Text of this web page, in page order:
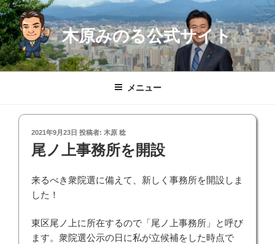
コ
ン
テ
ン
ツ
木原みのる公式サイト
メニュー
投
稿
日:
2021年9月23日 投稿者: 木原 稔
尾ノ上事務所を開設
来るべき衆院選に備えて、新しく事務所を開設しま
した！
東区尾ノ上に所在するので「尾ノ上事務所」と呼び
ます。衆院選公示の日に私が立候補をした時点で